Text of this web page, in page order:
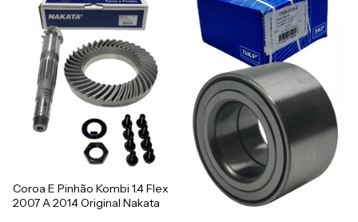
Coroa E Pinhão Kombi 1.4 Flex
2007 A 2014 Original Nakata